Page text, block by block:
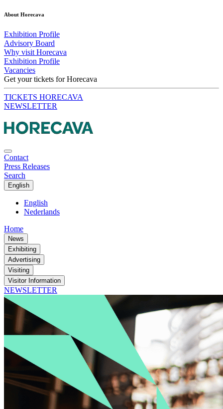
About Horecava
Exhibition Profile
Advisory Board
Why visit Horecava
Exhibition Profile
Vacancies
Get your tickets for Horecava
TICKETS HORECAVA
NEWSLETTER
Contact
Press Releases
Search
English
English
Nederlands
Home
News
Exhibiting
Advertising
Visiting
Visitor Information
NEWSLETTER